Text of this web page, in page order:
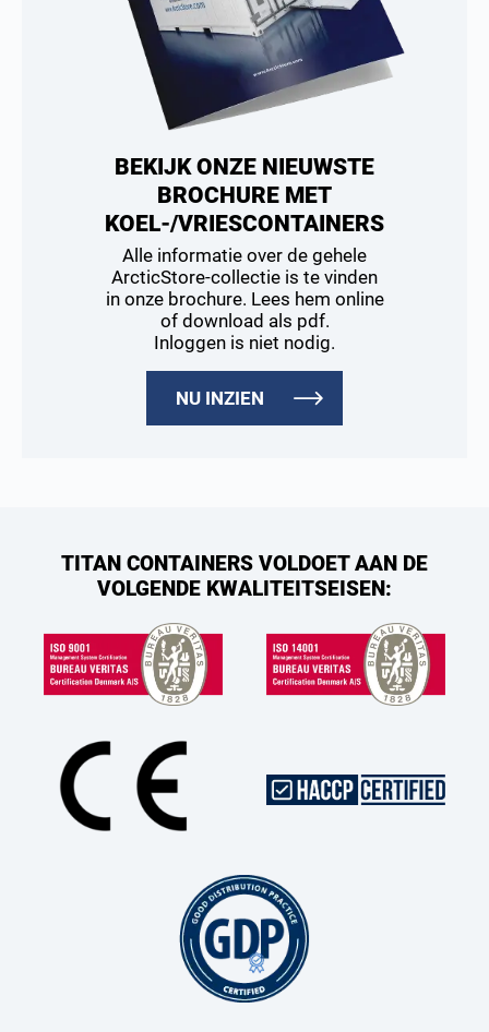
BEKIJK ONZE NIEUWSTE
BROCHURE MET
KOEL-/VRIESCONTAINERS
Alle informatie over de gehele
ArcticStore-collectie is te vinden
in onze brochure. Lees hem online
of download als pdf.
Inloggen is niet nodig.
NU INZIEN
TITAN CONTAINERS VOLDOET AAN DE
VOLGENDE KWALITEITSEISEN: